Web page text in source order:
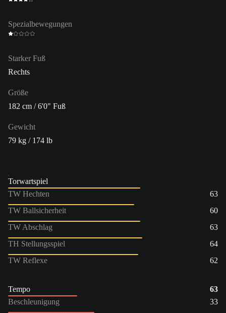
Spezialbewegungen
Starker Fuß
Rechts
Größe
182 cm / 6'0" Fuß
Gewicht
79 kg / 174 lb
Torwartspiel
TW Hechten
63
TW Ballsicherheit
60
TW Abschlag
63
TH Stellungsspiel
64
TW Reflexe
62
Tempo
63
Beschleunigung
33